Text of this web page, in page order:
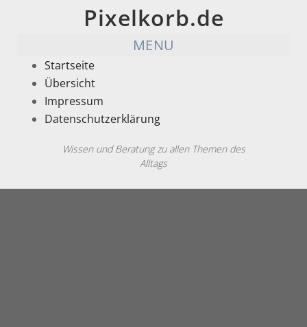
Pixelkorb.de
MENU
Startseite
Übersicht
Impressum
Datenschutzerklärung
Wissen und Beratung zu allen Themen des
Alltags